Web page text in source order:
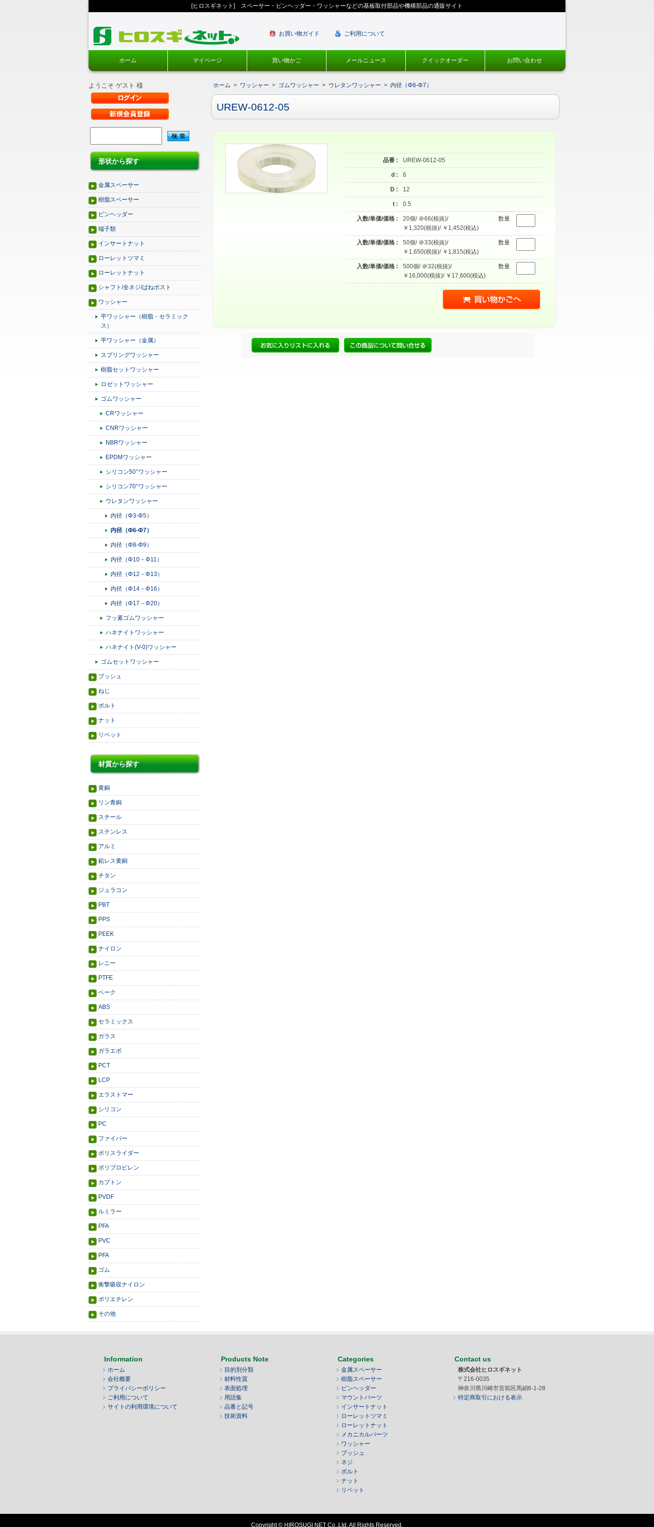
[ヒロスギネット] スペーサー・ピンヘッダー・ワッシャーなどの基板取付部品や機構部品の通販サイト
お買い物ガイド ご利用について
ホーム マイページ 買い物かご メールニュース クイックオーダー お問い合わせ
ようこそ ゲスト 様
形状から探す
金属スペーサー
樹脂スペーサー
ピンヘッダー
端子類
インサートナット
ローレットツマミ
ローレットナット
シャフト/全ネジ/ばねポスト
ワッシャー
平ワッシャー（樹脂・セラミック
ス）
平ワッシャー（金属）
スプリングワッシャー
樹脂セットワッシャー
ロゼットワッシャー
ゴムワッシャー
CRワッシャー
CNRワッシャー
NBRワッシャー
EPDMワッシャー
シリコン50°ワッシャー
シリコン70°ワッシャー
ウレタンワッシャー
内径（Φ3-Φ5）
内径（Φ6-Φ7）
内径（Φ8-Φ9）
内径（Φ10－Φ11）
内径（Φ12－Φ13）
内径（Φ14－Φ16）
内径（Φ17－Φ20）
フッ素ゴムワッシャー
ハネナイトワッシャー
ハネナイト(V-0)ワッシャー
ゴムセットワッシャー
ブッシュ
ねじ
ボルト
ナット
リベット
材質から探す
黄銅
リン青銅
スチール
ステンレス
アルミ
鉛レス黄銅
チタン
ジュラコン
PBT
PPS
PEEK
ナイロン
レニー
PTFE
ベーク
ABS
セラミックス
ガラス
ガラエポ
PCT
LCP
エラストマー
シリコン
PC
ファイバー
ポリスライダー
ポリプロピレン
カプトン
PVDF
ルミラー
PFA
PVC
PFA
ゴム
衝撃吸収ナイロン
ポリエチレン
その他
ホーム > ワッシャー > ゴムワッシャー > ウレタンワッシャー > 内径（Φ6-Φ7）
UREW-0612-05
品番 : UREW-0612-05
d : 6
D : 12
t : 0.5
入数/単価/価格 :
20個/ ＠66(税抜)/
￥1,320(税抜)/ ￥1,452(税込)
数量
入数/単価/価格 :
50個/ ＠33(税抜)/
￥1,650(税抜)/ ￥1,815(税込)
数量
入数/単価/価格 :
500個/ ＠32(税抜)/
￥16,000(税抜)/ ￥17,600(税込)
数量
Information
ホーム
会社概要
プライバシーポリシー
ご利用について
サイトの利用環境について
Products Note
目的別分類
材料性質
表面処理
用語集
品番と記号
技術資料
Categories
金属スペーサー
樹脂スペーサー
ピンヘッダー
マウントパーツ
インサートナット
ローレットツマミ
ローレットナット
メカニカルパーツ
ワッシャー
ブッシュ
ネジ
ボルト
ナット
リベット
Contact us
株式会社ヒロスギネット
〒216-0035
神奈川県川崎市宮前区馬絹6-1-28
特定商取引における表示
Copyright © HIROSUGI NET Co.,Ltd. All Rights Reserved.